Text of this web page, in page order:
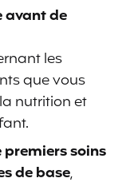
avant de
les
que vous
nutrition et
soins
de base,